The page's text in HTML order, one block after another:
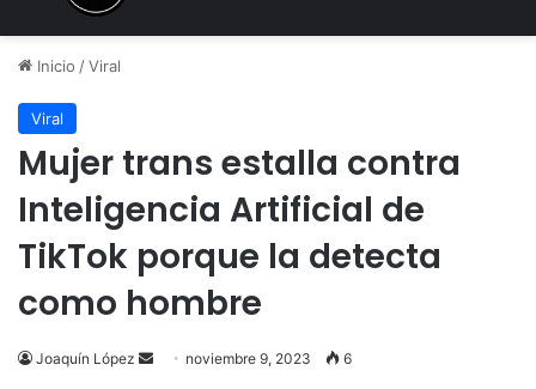
Inicio /Viral
Viral
Mujer trans estalla contra
Inteligencia Artificial de
TikTok porque la detecta
como hombre
Joaquín López
Send noviembre 9, 2023 6